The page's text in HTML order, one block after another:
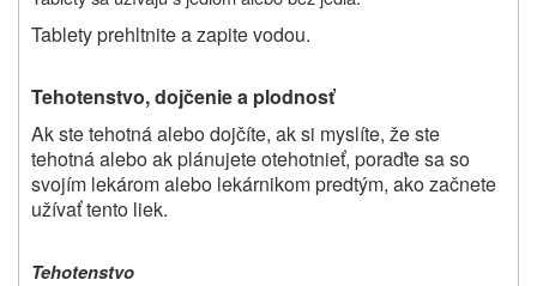
Tablety prehltnite a zapite vodou.
Tehotenstvo, dojčenie a plodnosť
Ak ste tehotná alebo dojčíte, ak si myslíte, že ste
tehotná alebo ak plánujete otehotnieť, poraďte sa so
svojím lekárom alebo lekárnikom predtým, ako začnete
užívať tento liek.
Tehotenstvo